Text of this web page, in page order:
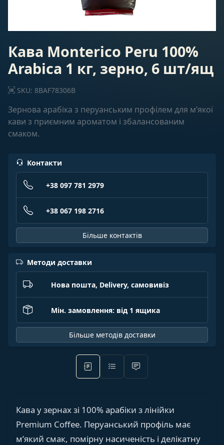
Кава Monterico Peru 100%
Arabica 1 кг, зерно, 6 шт/ящ
SKU: 8BAF78306B
Зернова арабіка з перуанським профілем для м’якої
кави з приємним ароматом і збалансованим
смаком.
Контакти
+38 097 781 2979
+38 067 198 2716
Більше контактів
Методи доставки
Нова пошта, Delivery, самовивіз
Мін. замовлення: від 1 ящика
Більше методів доставки
Кава у зернах зі 100% арабіки з лінійки
Premium Coffee. Перуанський профіль має
м’який смак, помірну насиченість і делікатну